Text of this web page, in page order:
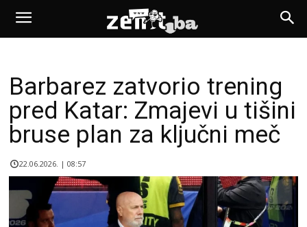
Barbarez zatvorio trening
pred Katar: Zmajevi u tišini
bruse plan za ključni meč
22.06.2026. | 08:57